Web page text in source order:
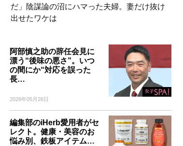
だ」陰謀論の沼にハマった夫婦。妻だけ抜け
出せたワケは
阿部慎之助の辞任会見に
漂う“後味の悪さ”。いつ
の間にか“対応を誤った
長…
2026年05月26日
編集部のiHerb愛用者がセ
レクト。健康・美容のお
悩み別、鉄板アイテム…